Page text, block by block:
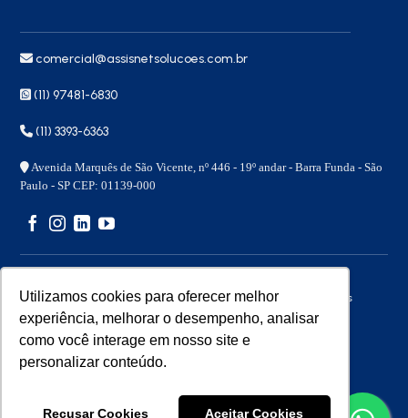
Utilizamos cookies para oferecer melhor
experiência, melhorar o desempenho, analisar
como você interage em nosso site e
personalizar conteúdo.
Recusar Cookies Aceitar Cookies
comercial@assisnetsolucoes.com.br
(11) 97481-6830
(11) 3393-6363
Avenida Marquês de São Vicente, nº 446 - 19º andar - Barra Funda - São
Paulo - SP CEP: 01139-000
Copyright 2026 © – Assisnet Soluções – Todos os direitos
reservados